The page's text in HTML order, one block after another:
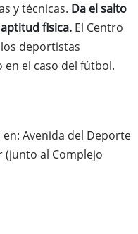
y técnicas. Da el salto
fisica. El Centro
deportistas
en el caso del fútbol.
Avenida del Deporte
(junto al Complejo